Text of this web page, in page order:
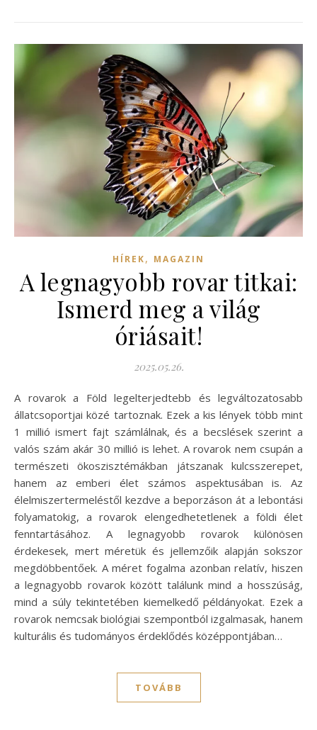
HÍREK, MAGAZIN
A legnagyobb rovar titkai:
Ismerd meg a világ
óriásait!
2025.05.26.
A rovarok a Föld legelterjedtebb és legváltozatosabb
állatcsoportjai közé tartoznak. Ezek a kis lények több mint
1 millió ismert fajt számlálnak, és a becslések szerint a
valós szám akár 30 millió is lehet. A rovarok nem csupán a
természeti ökoszisztémákban játszanak kulcsszerepet,
hanem az emberi élet számos aspektusában is. Az
élelmiszertermeléstől kezdve a beporzáson át a lebontási
folyamatokig, a rovarok elengedhetetlenek a földi élet
fenntartásához. A legnagyobb rovarok különösen
érdekesek, mert méretük és jellemzőik alapján sokszor
megdöbbentőek. A méret fogalma azonban relatív, hiszen
a legnagyobb rovarok között találunk mind a hosszúság,
mind a súly tekintetében kiemelkedő példányokat. Ezek a
rovarok nemcsak biológiai szempontból izgalmasak, hanem
kulturális és tudományos érdeklődés középpontjában…
TOVÁBB